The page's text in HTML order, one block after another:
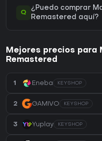
Q
¿Puedo comprar
Remastered aquí?
Mejores precios para
Remastered
1 Eneba KEYSHOP
2 GAMIVO KEYSHOP
3 Yuplay KEYSHOP